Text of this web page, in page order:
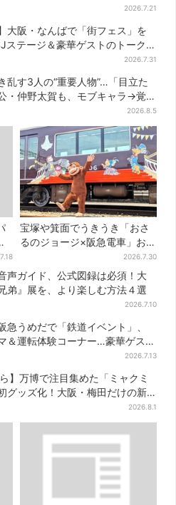
2026.7.21
大阪・なんばで「街フェス」を
ステージ＆豪華ゲストのトークシ
2026.7.31
乱す3人の“重要人物”…「目立た
・仲野太賀も、モブキャラ→覚醒
2026.8.5
宝塚や箕面でうきうき「おさ
るのジョージ×阪急電車」お披
露目！マルーンの制服で神
戸・宝塚・京都各線に添乗
2026.7.30
声ガイド、公式図録は必須！大
弟』展を、より楽しむ方法４選
2026.7.10
急うめだで「鉄道イベント」、
＆運転体験コーナー…豪華ゲスト
2026.7.13
】万博で注目集めた「ミャクミ
グッズ化！大阪・梅田だけの新
2026.8.1